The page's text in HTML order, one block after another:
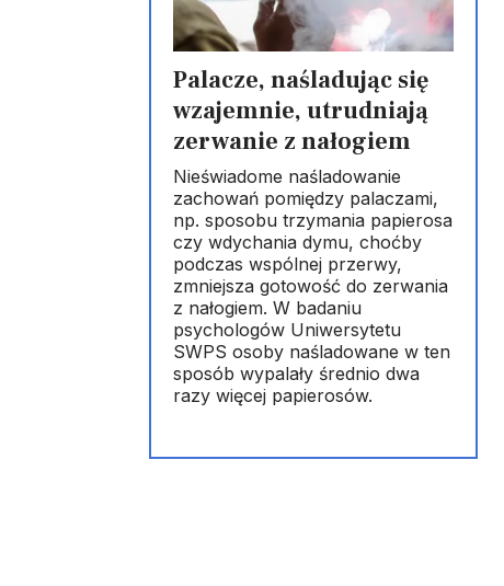
Palacze, naśladując się
wzajemnie, utrudniają
zerwanie z nałogiem
Nieświadome naśladowanie
zachowań pomiędzy palaczami,
np. sposobu trzymania papierosa
czy wdychania dymu, choćby
podczas wspólnej przerwy,
zmniejsza gotowość do zerwania
z nałogiem. W badaniu
psychologów Uniwersytetu
SWPS osoby naśladowane w ten
sposób wypalały średnio dwa
razy więcej papierosów.